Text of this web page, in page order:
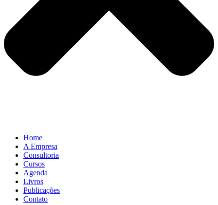
Home
A Empresa
Consultoria
Cursos
Agenda
Livros
Publicações
Contato